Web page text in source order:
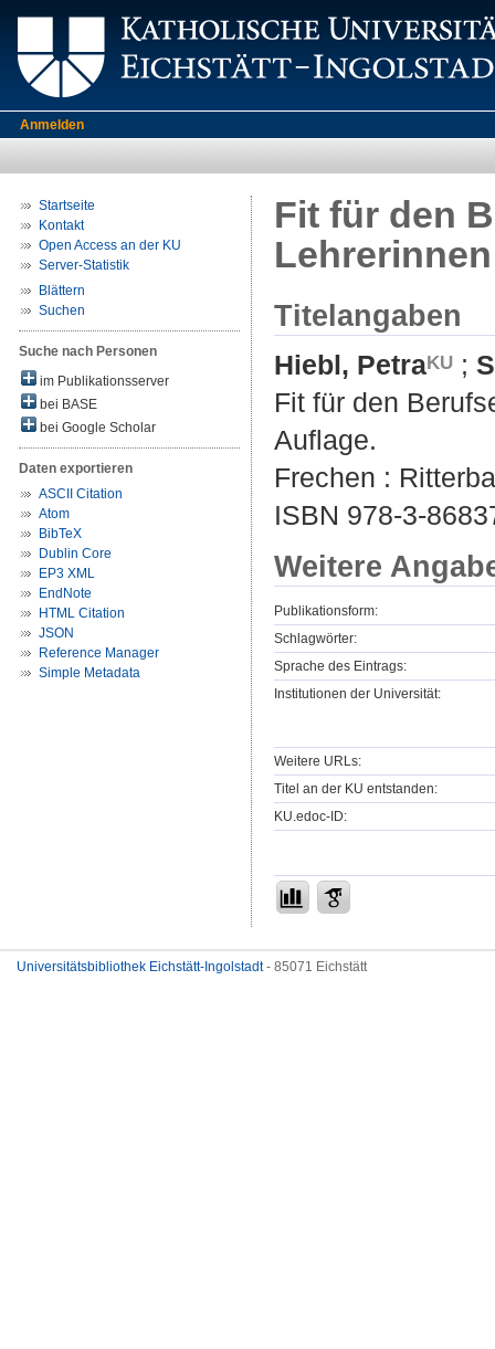
Anmelden
Startseite
Kontakt
Open Access an der KU
Server-Statistik
Blättern
Suchen
Suche nach Personen
im Publikationsserver
bei BASE
bei Google Scholar
Daten exportieren
ASCII Citation
Atom
BibTeX
Dublin Core
EP3 XML
EndNote
HTML Citation
JSON
Reference Manager
Simple Metadata
Fit für den
Titelangaben
Hiebl, Petra ;
Fit für den
Auflage.
Frechen :
ISBN 978-3-
Weitere
Publikationsform:
Schlagwörter:
Sprache des Eintrags:
Institutionen der Universität:
Weitere URLs:
Titel an der KU entstanden:
KU.edoc-ID:
Universitätsbibliothek Eichstätt-Ingolstadt- 85071 Eichstätt